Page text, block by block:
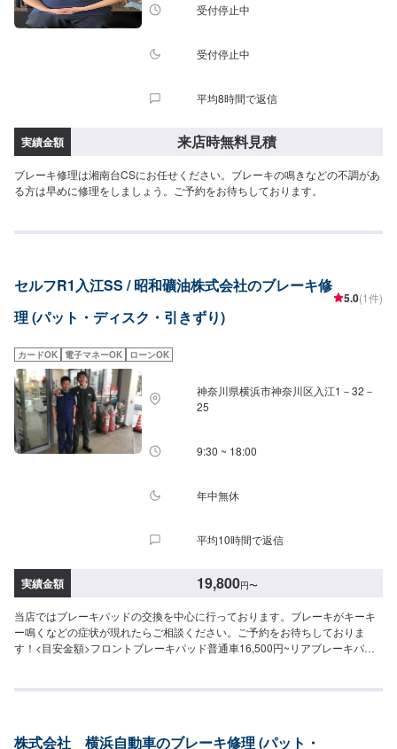
受付停止中
受付停止中
平均8時間で返信
実績金額 来店時無料見積
ブレーキ修理は湘南台CSにお任せください。ブレーキの鳴きなどの不調があ
る方は早めに修理をしましょう。ご予約をお待ちしております。
セルフR1入江SS / 昭和礦油株式会社のブレーキ修
理 (パット・ディスク・引きずり)
5.0(1件)
カードOK 電子マネーOK ローンOK
神奈川県横浜市神奈川区入江1－32－
25
9:30 ~ 18:00
年中無休
平均10時間で返信
実績金額 19,800円〜
当店ではブレーキパッドの交換を中心に行っております。ブレーキがキーキ
ー鳴くなどの症状が現れたらご相談ください。ご予約をお待ちしておりま
す！<目安金額>フロントブレーキパッド普通車16,500円~リアブレーキパッ
ー(4枚)8,800円~工賃11,000円~
株式会社 横浜自動車のブレーキ修理 (パット・